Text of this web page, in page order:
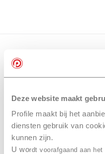
Deze website maakt
Profile maakt bij het
diensten gebruik van
kunnen zijn.
U wordt voorafgaand aan